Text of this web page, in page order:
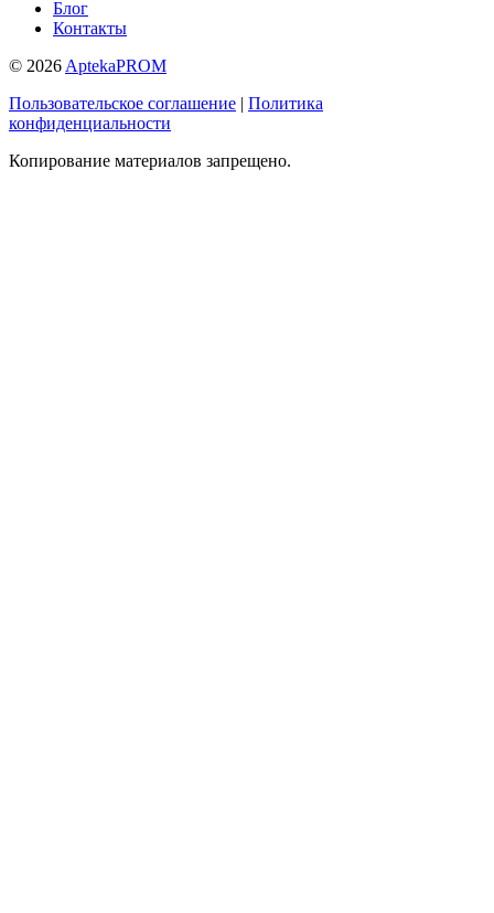
Блог
Контакты
© 2026 AptekaPROM
Пользовательское соглашение | Политика
конфиденциальности
Копирование материалов запрещено.